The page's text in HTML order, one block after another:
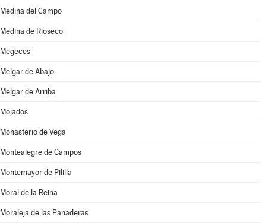
Medina del Campo
Medina de Rioseco
Megeces
Melgar de Abajo
Melgar de Arriba
Mojados
Monasterio de Vega
Montealegre de Campos
Montemayor de Pililla
Moral de la Reina
Moraleja de las Panaderas